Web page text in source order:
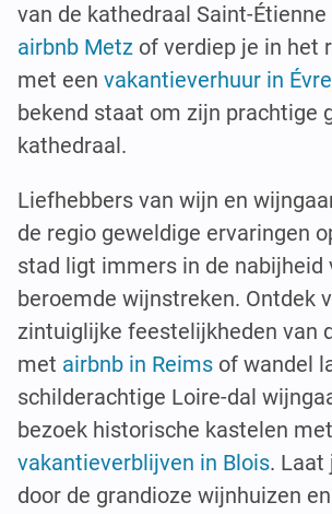
van de kathedraal Saint-
airbnb Metz of verdiep je in het
met een vakantieverhuur in
bekend staat om zijn prachtige
kathedraal.
Liefhebbers van wijn en
de regio geweldige ervaringen
stad ligt immers in de nabijheid
beroemde wijnstreken. Ontdek
zintuiglijke feestelijkheden van
met airbnb in Reims of wandel
schilderachtige Loire-dal
bezoek historische kastelen met
vakantieverblijven in Blois. Laat
door de grandioze wijnhuizen